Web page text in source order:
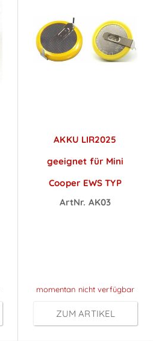
AKKU LIR2025
geeignet für Mini
Cooper EWS TYP
ArtNr. AK03
momentan nicht verfügbar
ZUM ARTIKEL